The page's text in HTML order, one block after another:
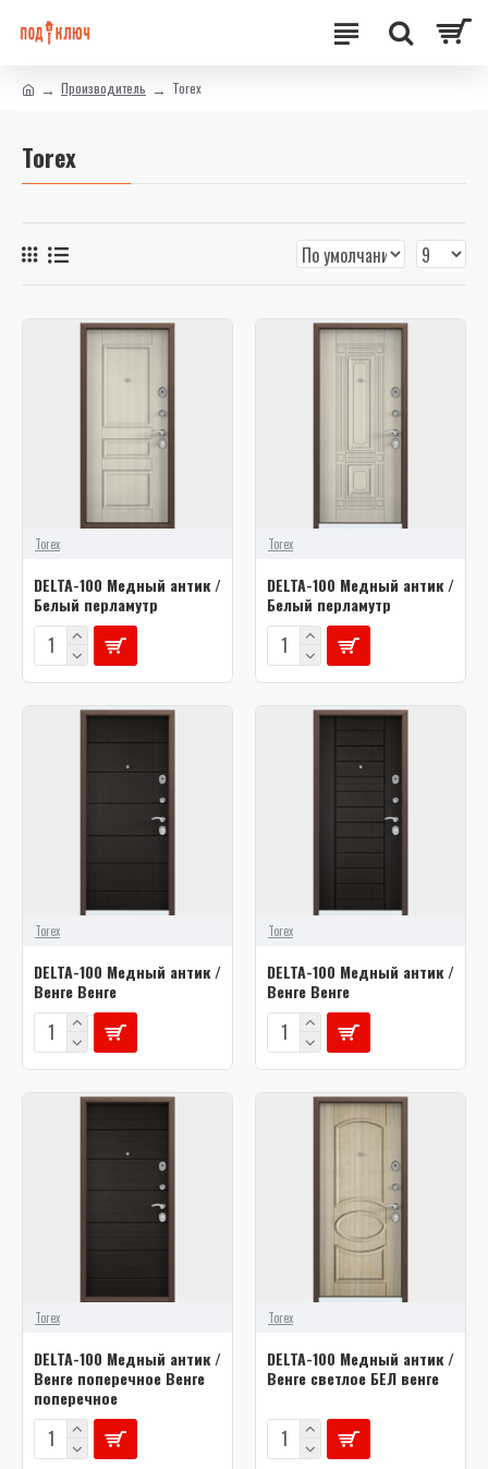
Производитель Torex
Torex
Torex
DELTA-100 Медный антик /
Белый перламутр
Torex
DELTA-100 Медный антик /
Белый перламутр
Torex
DELTA-100 Медный антик /
Венге Венге
Torex
DELTA-100 Медный антик /
Венге Венге
Torex
DELTA-100 Медный антик /
Венге поперечное Венге
поперечное
Torex
DELTA-100 Медный антик /
Венге светлое БЕЛ венге